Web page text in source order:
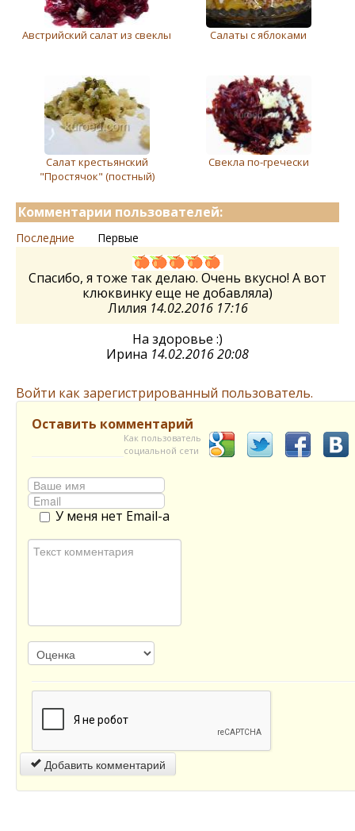
Австрийский салат из свеклы Салаты с яблоками
Салат крестьянский
"Простячок" (постный)
Свекла по-гречески
Комментарии пользователей:
Последние Первые
Спасибо, я тоже так делаю. Очень вкусно! А вот
клюквинку еще не добавляла)
Лилия 14.02.2016 17:16
На здоровье :)
Ирина 14.02.2016 20:08
Войти как зарегистрированный пользователь.
Оставить комментарий
Как пользователь
социальной сети
У меня нет Email-а
Добавить комментарий